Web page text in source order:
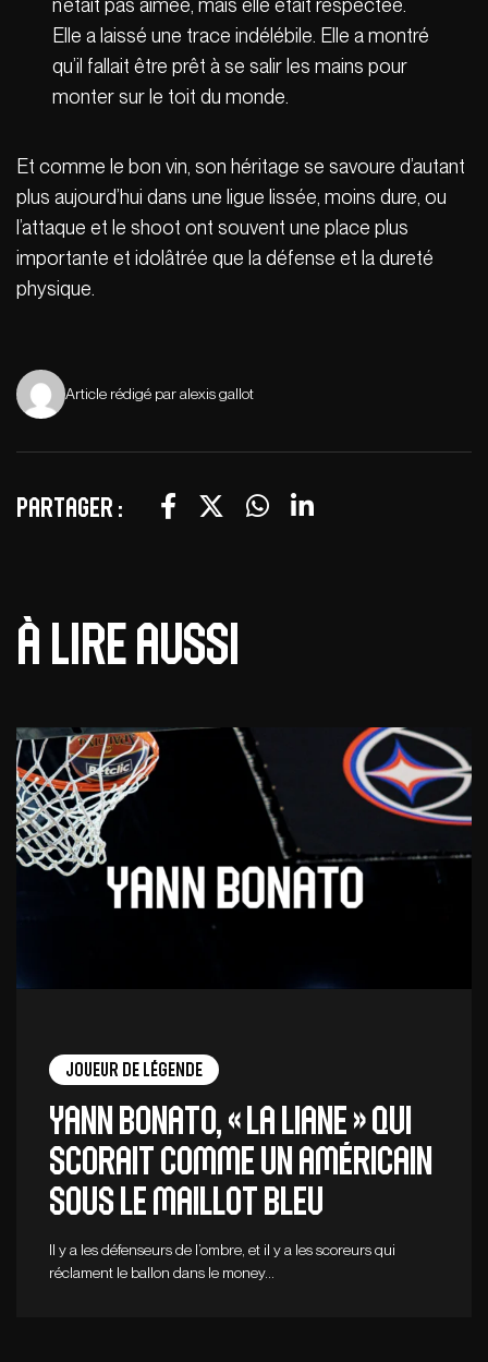
n’était pas aimée, mais elle était respectée.
Elle a laissé une trace indélébile. Elle a montré
qu’il fallait être prêt à se salir les mains pour
monter sur le toit du monde.
Et comme le bon vin, son héritage se savoure d’autant
plus aujourd’hui dans une ligue lissée, moins dure, ou
l’attaque et le shoot ont souvent une place plus
importante et idolâtrée que la défense et la dureté
physique.
Article rédigé par alexis gallot
Partager :
À lire aussi
Joueur de légende
Yann Bonato, « la liane » qui
scorait comme un Américain
sous le maillot bleu
Il y a les défenseurs de l’ombre, et il y a les scoreurs qui
réclament le ballon dans le money…